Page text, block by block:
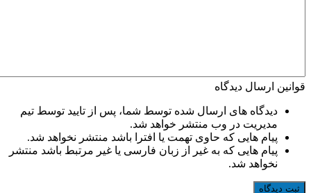
قوانین ارسال دیدگاه
دیدگاه های ارسال شده توسط شما، پس از تایید توسط تیم
مدیریت در وب منتشر خواهد شد.
پیام هایی که حاوی تهمت یا افترا باشد منتشر نخواهد شد.
پیام هایی که به غیر از زبان فارسی یا غیر مرتبط باشد منتشر
نخواهد شد.
ثبت دیدگاه